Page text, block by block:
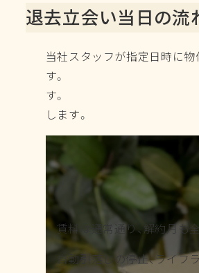
退去立会い当日の流
当社スタッフが指定日時に
す。 修繕費の有
す。 精算内
します。
賃料は通常通り、解約月も
自動引落しの停止、ライフ